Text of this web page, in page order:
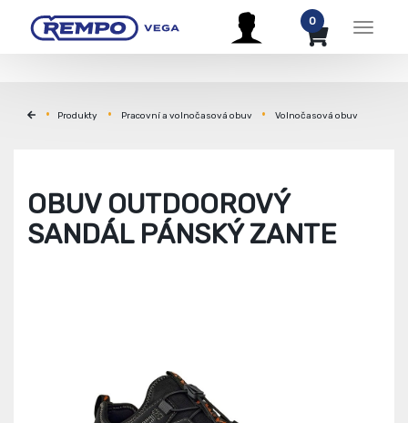
Menu
0
Produkty Pracovní a volnočasová obuv Volnočasová obuv
OBUV OUTDOOROVÝ
SANDÁL PÁNSKÝ ZANTE